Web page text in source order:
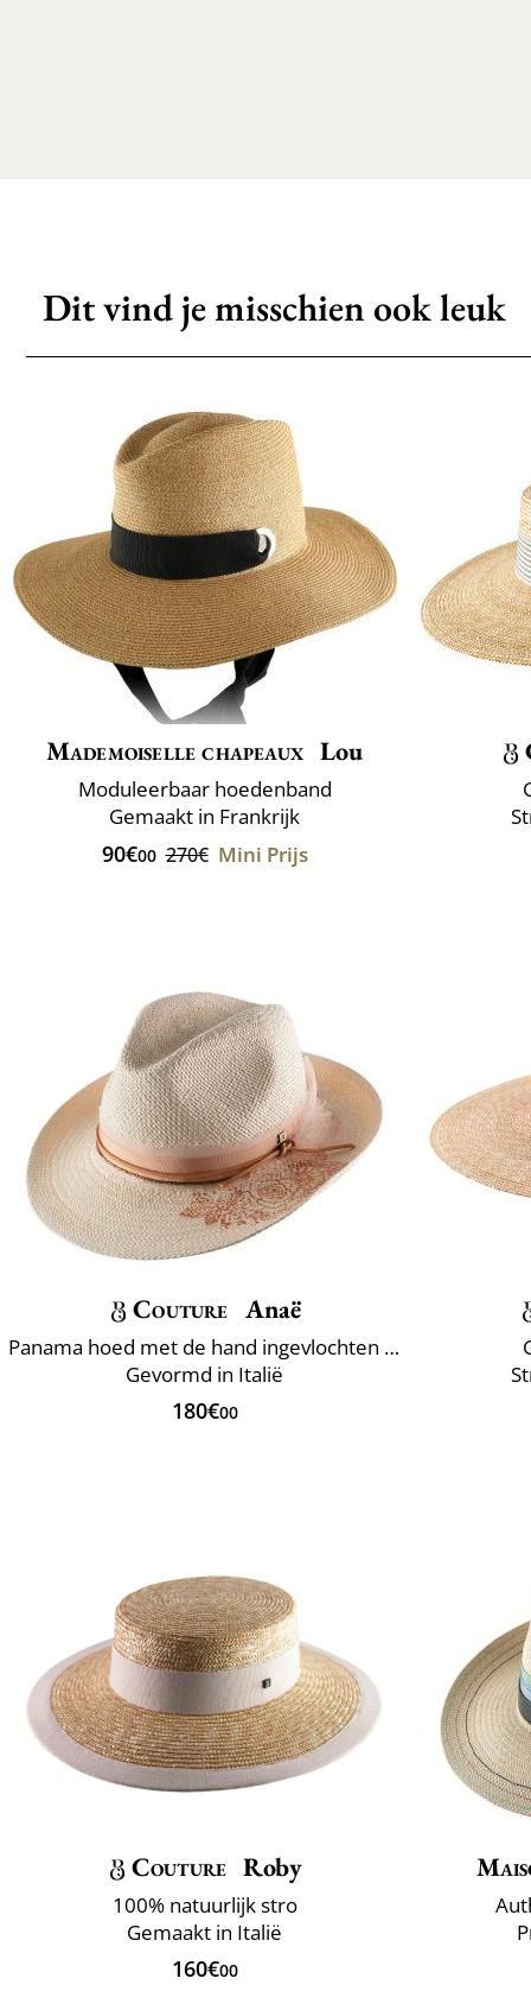
Dit vind je misschien ook leuk
Mademoiselle chapeaux Lou
Moduleerbaar hoedenband
Gemaakt in Frankrijk
90€00 270€ Mini Prijs
Couture Anaë
Panama hoed met de hand ingevlochten Ecuador
Gevormd in Italië
180€00
Couture Roby
100% natuurlijk stro
Gemaakt in Italië
160€00